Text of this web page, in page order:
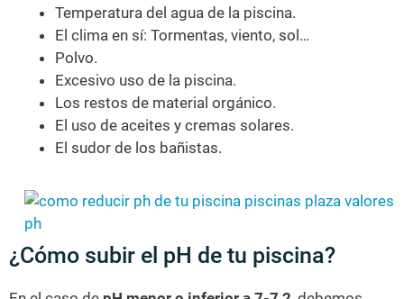
Temperatura del agua de la piscina.
El clima en sí: Tormentas, viento, sol…
Polvo.
Excesivo uso de la piscina.
Los restos de material orgánico.
El uso de aceites y cremas solares.
El sudor de los bañistas.
¿Cómo subir el pH de tu piscina?